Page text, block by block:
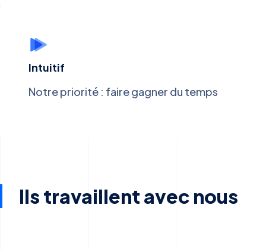
Intuitif
Notre priorité : faire gagner du temps
Ils travaillent avec nous